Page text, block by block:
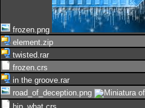
frozen.png
element.zip
twisted.rar
frozen.crs
in the groove.rar
road_of_deception.png